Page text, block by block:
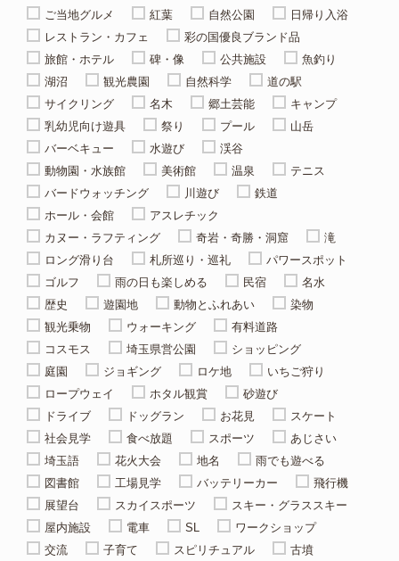
ご当地グルメ
紅葉 自然公園
日帰り入浴
レストラン・カフェ
彩の国優良ブランド品
旅館・ホテル
碑・像 公共施設
魚釣り
湖沼
観光農園 自然科学
道の駅
サイクリング
名木 郷土芸能
キャンプ
乳幼児向け遊具
祭り プール
山岳
バーベキュー
水遊び
渓谷
動物園・水族館
美術館 温泉
テニス
バードウォッチング
川遊び
鉄道
ホール・会館
アスレチック
カヌー・ラフティング
奇岩・奇勝・洞窟
滝
ロング滑り台
札所巡り・巡礼
パワースポット
ゴルフ
雨の日も楽しめる 民宿
名水
歴史
遊園地 動物とふれあい
染物
観光乗物
ウォーキング
有料道路
コスモス
埼玉県営公園
ショッピング
庭園
ジョギング ロケ地
いちご狩り
ロープウェイ
ホタル観賞
砂遊び
ドライブ
ドッグラン お花見
スケート
社会見学
食べ放題 スポーツ
あじさい
埼玉語
花火大会 地名
雨でも遊べる
図書館
工場見学 バッテリーカー
飛行機
展望台
スカイスポーツ
スキー・グラススキー
屋内施設
電車 SL
ワークショップ
交流
子育て スピリチュアル 古墳